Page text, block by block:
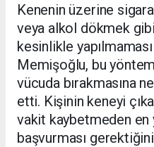
Kenenin üzerine
veya alkol dökmek
kesinlikle
Memişoğlu, bu
vücuda bırakmasına
etti. Kişinin keneyi
vakit kaybetmeden en
başvurması